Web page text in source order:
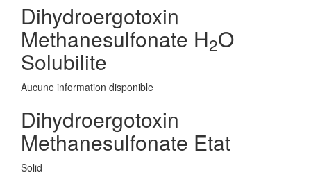
Dihydroergotoxin
Methanesulfonate H2O
Solubilite
Aucune information disponible
Dihydroergotoxin
Methanesulfonate Etat
Solid